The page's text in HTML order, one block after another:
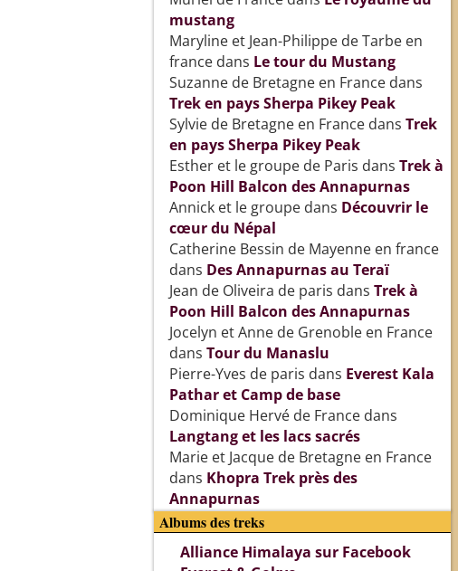
mustang
Maryline et Jean-Philippe de Tarbe en
francedans Le tour du Mustang
Suzanne de Bretagne en Francedans
Trek en pays Sherpa Pikey Peak
Sylvie de Bretagne en Francedans Trek
en pays Sherpa Pikey Peak
Esther et le groupe de Paris dans Trek à
Poon Hill Balcon des Annapurnas
Annick et le groupedans Découvrir le
cœur du Népal
Catherine Bessin de Mayenne en france
dans Des Annapurnas au Teraï
Jean de Oliveira de paris dans Trek à
Poon Hill Balcon des Annapurnas
Jocelyn et Anne de Grenoble en France
dans Tour du Manaslu
Pierre-Yves de paris dans Everest Kala
Pathar et Camp de base
Dominique Hervé de Francedans
Langtang et les lacs sacrés
Marie et Jacque de Bretagne en France
dans Khopra Trek près des
Annapurnas
Albums des treks
Alliance Himalaya sur Facebook